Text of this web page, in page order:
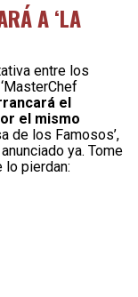
A ‘LA
entre los
el
el mismo
de los Famosos’,
ya. Tome
lo pierdan: